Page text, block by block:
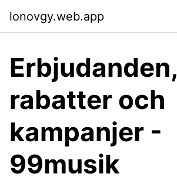
lonovgy.web.app
Erbjudanden,
rabatter och
kampanjer -
99musik